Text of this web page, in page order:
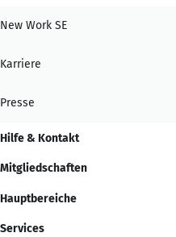
New Work SE
Karriere
Presse
Hilfe & Kontakt
Mitgliedschaften
Hauptbereiche
Services